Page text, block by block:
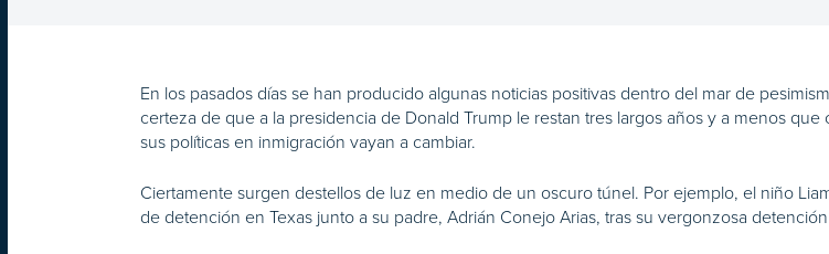
En los pasados días se han producido algunas noticias positivas dentro del mar de
certeza de que a la presidencia de Donald Trump le restan tres largos años y a menos
sus políticas en inmigración vayan a cambiar.
Ciertamente surgen destellos de luz en medio de un oscuro túnel. Por ejemplo, el niño
de detención en Texas junto a su padre, Adrián Conejo Arias, tras su vergonzosa